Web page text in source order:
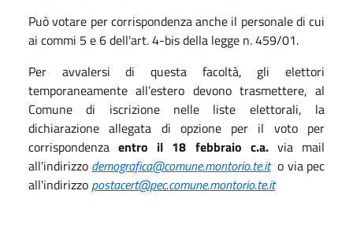
Può votare per corrispondenza anche il personale di cui
ai commi 5 e 6 dell'art. 4-bis della legge n. 459/01.
Per avvalersi di questa facoltà, gli elettori
temporaneamente all’estero devono trasmettere, al
Comune di iscrizione nelle liste elettorali, la
dichiarazione allegata di opzione per il voto per
corrispondenzaentro il 18 febbraio c.a. via mail
all'indirizzo demografica@comune.montorio.te.it o via pec
all'indirizzo postacert@pec.comune.montorio.te.it